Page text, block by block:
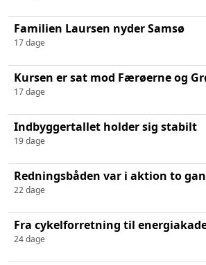
Familien Laursen nyder Samsø
17 dage
Kursen er sat mod Færøerne og
17 dage
Indbyggertallet holder sig stabilt
19 dage
Redningsbåden var i aktion to
22 dage
Fra cykelforretning til
24 dage